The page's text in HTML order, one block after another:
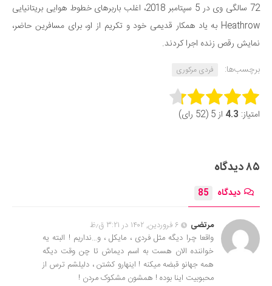
72 سالگی وی در 5 سپتامبر 2018، اغلب باربرهای خطوط هوایی بریتانیایی
Heathrow به یاد همکار قدیمی خود و تکریم از او، برای مسافرین حاضر،
نمایش رقص زنده اجرا کردند.
برچسب‌ها:
فردی مرکوری
Rate this item:
امتیاز: 4.3 از 5 (52 رای)
۸۵ دیدگاه
دیدگاه 85
مرتضی
۶ فروردین, ۱۴۰۲ در ۳:۲۱ ق٫ظ
واقعا چرا دیگه مثل فردی ، مایکل ، و…نداریم ! البته یه
خواننده الان هست به اسم دیماش تا چن وقت دیگه
همه جهانو قبضه میکنه ! اینهارو کشتن ، دلیلشم ترس از
محبوبیت اینا بوده ! همشون مشکوک مردن !